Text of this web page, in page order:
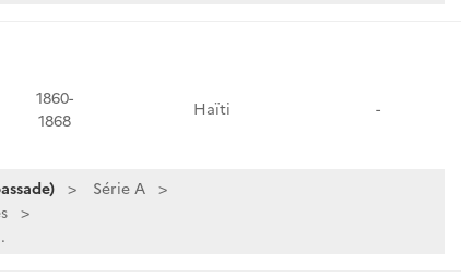
1860-
1868
Haïti -
Série A